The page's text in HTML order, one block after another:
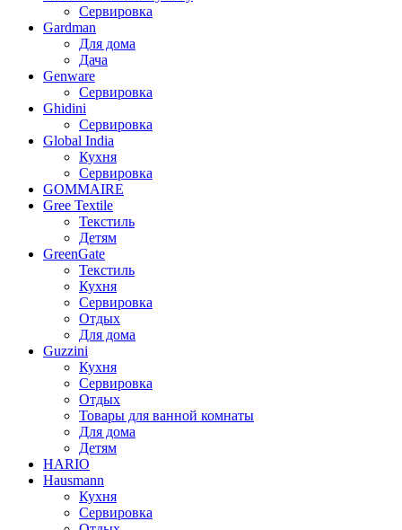
Сервировка
Gardman
Для дома
Дача
Genware
Сервировка
Ghidini
Сервировка
Global India
Кухня
Сервировка
GOMMAIRE
Gree Textile
Текстиль
Детям
GreenGate
Текстиль
Кухня
Сервировка
Отдых
Для дома
Guzzini
Кухня
Сервировка
Отдых
Товары для ванной комнаты
Для дома
Детям
HARIO
Hausmann
Кухня
Сервировка